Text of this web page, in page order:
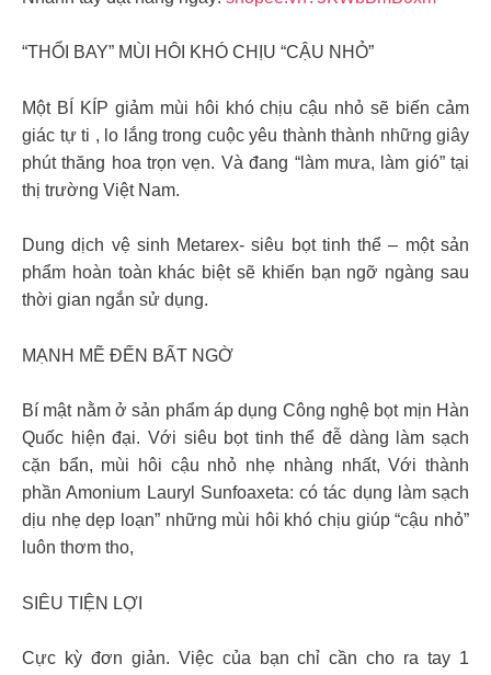
“THỔI BAY” MÙI HÔI KHÓ CHỊU “CẬU NHỎ”
Một BÍ KÍP giảm mùi hôi khó chịu cậu nhỏ sẽ biến cảm
giác tự ti , lo lắng trong cuộc yêu thành thành những giây
phút thăng hoa trọn vẹn. Và đang “làm mưa, làm gió” tại
thị trường Việt Nam.
Dung dịch vệ sinh Metarex- siêu bọt tinh thể – một sản
phẩm hoàn toàn khác biệt sẽ khiến bạn ngỡ ngàng sau
thời gian ngắn sử dụng.
MẠNH MẼ ĐẾN BẤT NGỜ
Bí mật nằm ở sản phẩm áp dụng Công nghệ bọt mịn Hàn
Quốc hiện đại. Với siêu bọt tinh thể đễ dàng làm sạch
cặn bẩn, mùi hôi cậu nhỏ nhẹ nhàng nhất, Với thành
phần Amonium Lauryl Sunfoaxeta: có tác dụng làm sạch
dịu nhẹ dẹp loạn” những mùi hôi khó chịu giúp “cậu nhỏ”
luôn thơm tho,
SIÊU TIỆN LỢI
Cực kỳ đơn giản. Việc của bạn chỉ cần cho ra tay 1